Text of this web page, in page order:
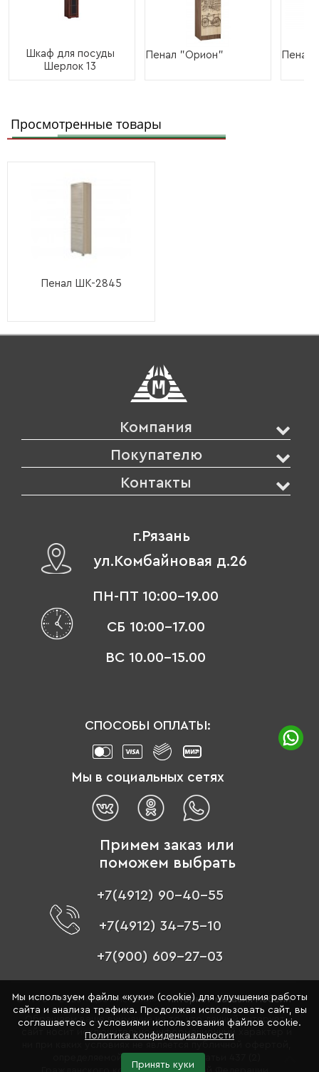
Шкаф для посуды
Шерлок 13
Пенал "Орион" Пенал
Просмотренные товары
Пенал ШК-2845
Компания
Покупателю
Контакты
г.Рязань
ул.Комбайновая д.26
ПН-ПТ 10:00-19.00
СБ 10:00-17.00
ВС 10.00-15.00
СПОСОБЫ ОПЛАТЫ:
Мы в социальных сетях
Примем заказ или
поможем выбрать
+7(4912) 90-40-55
+7(4912) 34-75-10
+7(900) 609-27-03
© 1996 - 2026 «Цвет мебели» –интернет-магазин мебели
Обращаем ваше внимание на то, что данный интернет-
сайт носит исключительно информационный характер и
определяемой положениями Статьи 437 (2)
Мы используем файлы «куки» (cookie) для улучшения работы
сайта и анализа трафика. Продолжая использовать сайт, вы
соглашаетесь с условиями использования файлов cookie.
Политика конфиденциальности
Принять куки